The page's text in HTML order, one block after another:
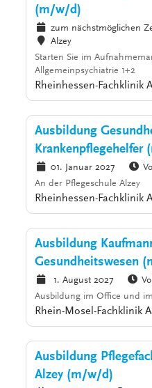
(m/w/d)
zum nächstmöglichen
Alzey
Starten Sie im
Allgemeinpsychiatrie 1+2
Rheinhessen-Fachklinik
Ausbildung
Krankenpflegehelfer
01. Januar 2027
An der Pflegeschule Alzey
Rheinhessen-Fachklinik
Ausbildung
Gesundheitswesen
1. August 2027
Ausbildung im Office und
Rhein-Mosel-Fachklinik
Ausbildung
Alzey (m/w/d)